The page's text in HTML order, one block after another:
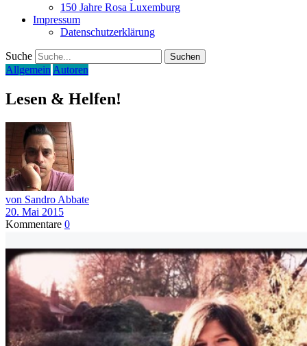
150 Jahre Rosa Luxemburg
Impressum
Datenschutzerklärung
Suche
Allgemein Autoren
Lesen & Helfen!
von Sandro Abbate
20. Mai 2015
Kommentare 0